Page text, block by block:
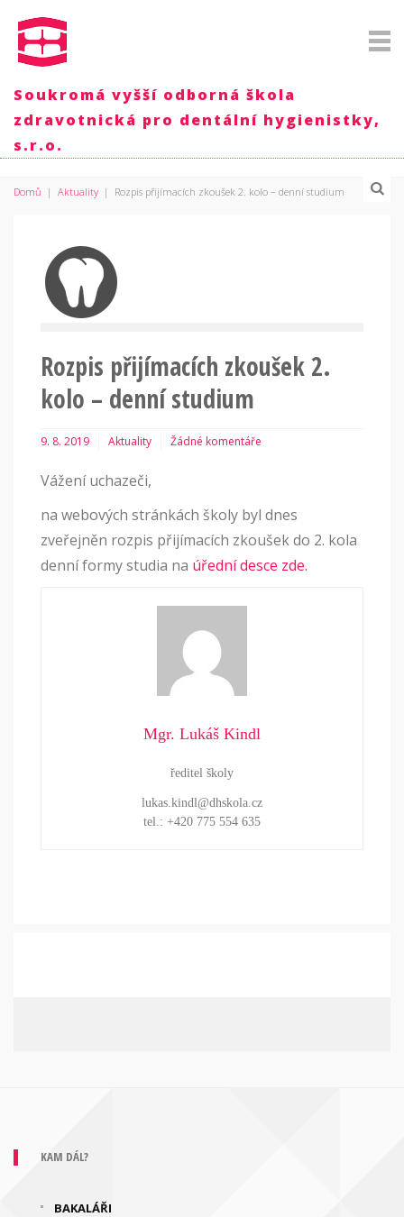
Soukromá vyšší odborná škola
zdravotnická pro dentální hygienistky,
s.r.o.
Domů | Aktuality | Rozpis přijímacích zkoušek 2. kolo – denní studium
Rozpis přijímacích zkoušek 2.
kolo – denní studium
9. 8. 2019 Aktuality Žádné komentáře
Vážení uchazeči,
na webových stránkách školy byl dnes
zveřejněn rozpis přijímacích zkoušek do 2. kola
denní formy studia na úřední desce zde.
Mgr. Lukáš Kindl
ředitel školy
lukas.kindl@dhskola.cz
tel.: +420 775 554 635
KAM DÁL?
BAKALÁŘI